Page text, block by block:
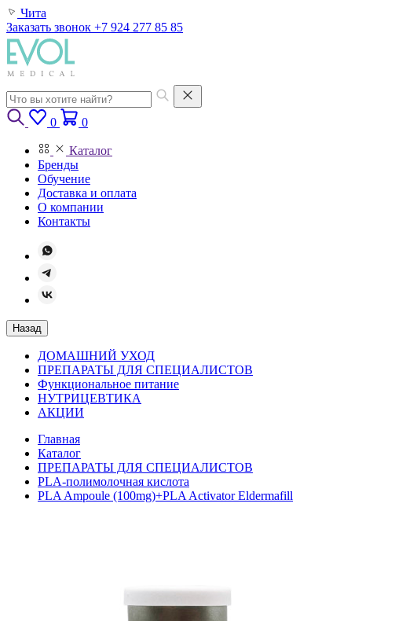
Чита
Заказать звонок +7 924 277 85 85
0 0
Каталог
Бренды
Обучение
Доставка и оплата
О компании
Контакты
Назад
ДОМАШНИЙ УХОД
ПРЕПАРАТЫ ДЛЯ СПЕЦИАЛИСТОВ
Функциональное питание
НУТРИЦЕВТИКА
АКЦИИ
Главная
Каталог
ПРЕПАРАТЫ ДЛЯ СПЕЦИАЛИСТОВ
PLA-полимолочная кислота
PLA Ampoule (100mg)+PLA Activator Eldermafill